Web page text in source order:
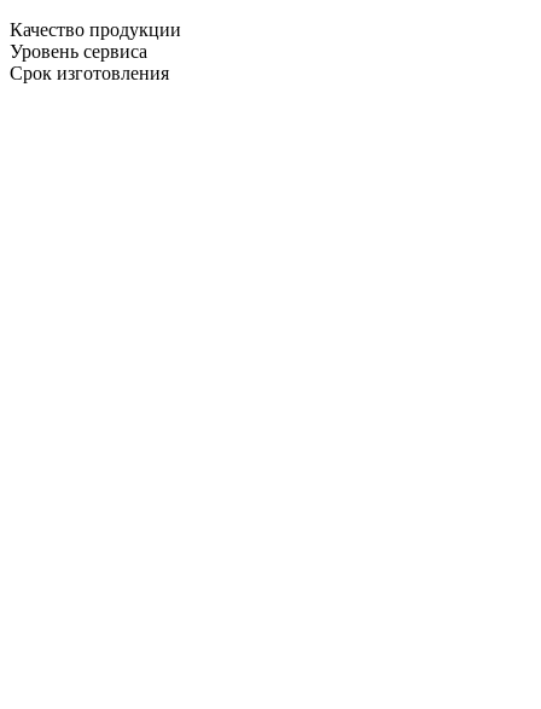
Качество продукции
Уровень сервиса
Срок изготовления